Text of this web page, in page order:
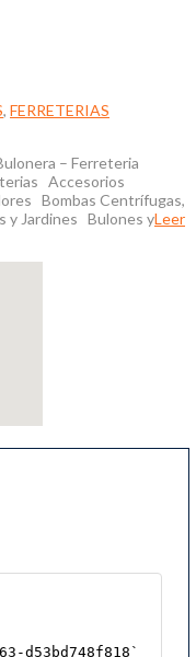
, FERRETERIAS
– Ferreteria
Accesorios
Bombas Centrífugas,
y Jardines Bulones yLeer